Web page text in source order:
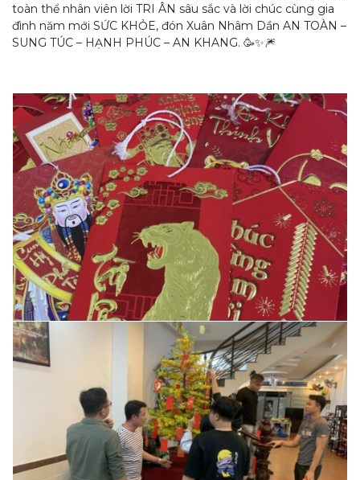
toàn thể nhân viên lời TRI ÂN sâu sắc và lời chúc cùng gia
đình năm mới SỨC KHỎE, đón Xuân Nhâm Dần AN TOÀN –
SUNG TÚC – HẠNH PHÚC – AN KHANG. 🥳✨🎆